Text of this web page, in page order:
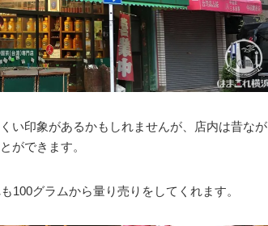
い印象があるかもしれませんが、店内は昔なが
ができます。
100グラムから量り売りをしてくれます。